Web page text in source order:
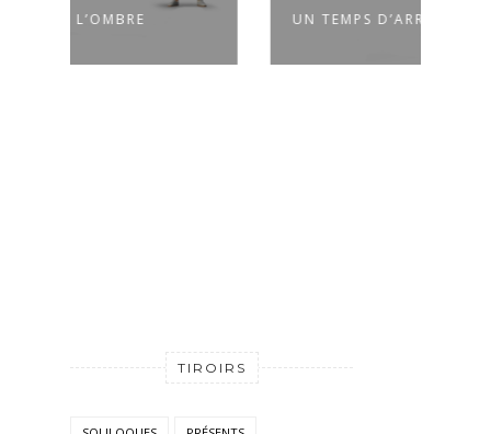
UN TEMPS D’ARRÊT
TIROIRS